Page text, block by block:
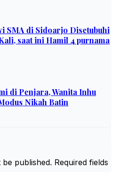
SMA di Sidoarjo Disetubuhi
saat ini Hamil 4 purnama
di Penjara, Wanita Inhu
Nikah Batin
published. Required fields